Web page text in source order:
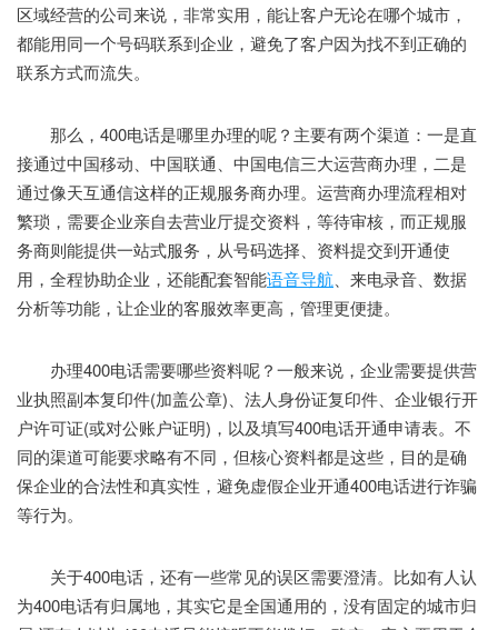
区域经营的公司来说，非常实用，能让客户无论在哪个城市，
都能用同一个号码联系到企业，避免了客户因为找不到正确的
联系方式而流失。
那么，400电话是哪里办理的呢？主要有两个渠道：一是直
接通过中国移动、中国联通、中国电信三大运营商办理，二是
通过像天互通信这样的正规服务商办理。运营商办理流程相对
繁琐，需要企业亲自去营业厅提交资料，等待审核，而正规服
务商则能提供一站式服务，从号码选择、资料提交到开通使
用，全程协助企业，还能配套智能语音导航 、来电录音、数据
分析等功能，让企业的客服效率更高，管理更便捷。
办理400电话需要哪些资料呢？一般来说，企业需要提供营
业执照副本复印件(加盖公章)、法人身份证复印件、企业银行开
户许可证(或对公账户证明)，以及填写400电话开通申请表。不
同的渠道可能要求略有不同，但核心资料都是这些，目的是确
保企业的合法性和真实性，避免虚假企业开通400电话进行诈骗
等行为。
关于400电话，还有一些常见的误区需要澄清。比如有人认
为400电话有归属地，其实它是全国通用的，没有固定的城市归